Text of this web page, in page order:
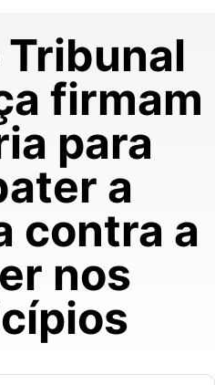
Tribunal
firmam
para
a
contra a
nos